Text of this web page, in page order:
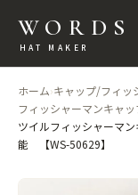
WORDS
HAT MAKER
ホーム›キャップ/フィッ
フィッシャーマンキャッ
ツイルフィッシャーマ
能 【WS-50629】